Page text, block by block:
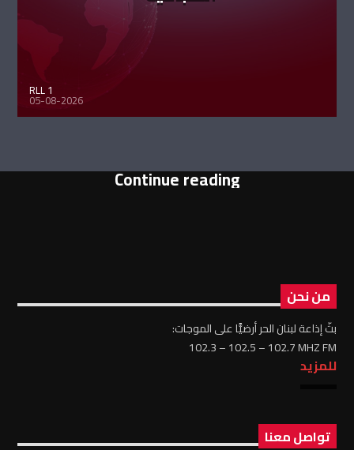
RLL 1
05-08-2026
Continue reading
من نحن
بثّ إذاعة لبنان الحر أرضيًّا على الموجات:
102.3 – 102.5 – 102.7 MHZ FM
للمزيد
تواصل معنا